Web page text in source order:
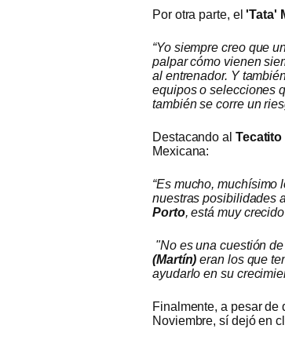
Por otra parte, el'Tata'
“Yo siempre creo que
palpar cómo vienen
al entrenador. Y
equipos o selecciones
también se corre un
Destacando al
Mexicana:
“Es mucho, muchísimo
nuestras posibilidades
Porto, está muy
"No es una cuestión
(Martín) eran los que
ayudarlo en su
Finalmente, a pesar de
Noviembre, sí dejó en